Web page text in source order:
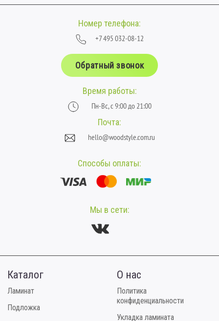
Номер телефона:
+7 495 032-08-12
Обратный звонок
Время работы:
Пн-Вс, с 9:00 до 21:00
Почта:
hello@woodstyle.com.ru
Способы оплаты:
Мы в сети:
Каталог
Ламинат
Подложка
О нас
Политика
конфиденциальности
Укладка ламината